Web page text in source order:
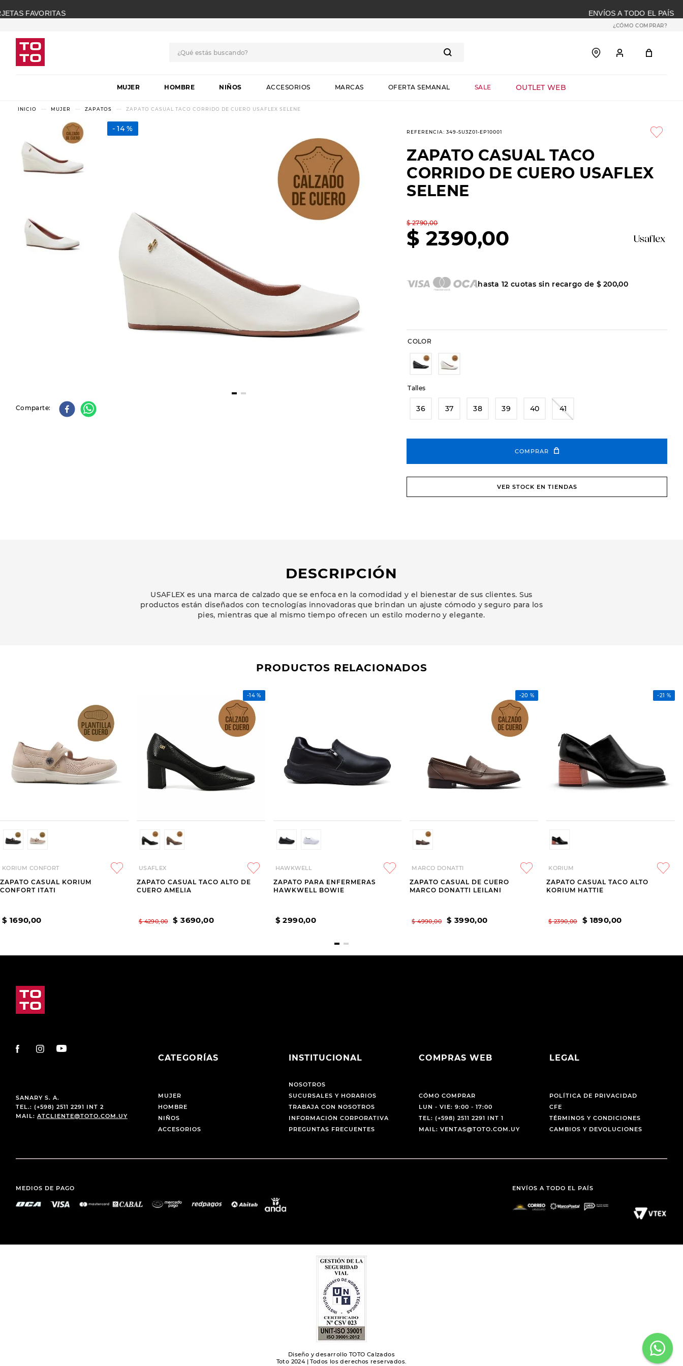
¿CÓMO COMPRAR?
MUJER HOMBRE NIÑOS ACCESORIOS MARCAS OFERTA SEMANAL SALE OUTLET WEB
MUJER ZAPATOS ZAPATO CASUAL TACO CORRIDO DE CUERO USAFLEX SELENE
14 %
Comparte
REFERENCIA:349-5U3Z01-EP10001
ZAPATO CASUAL TACO
CORRIDO DE CUERO USAFLEX
SELENE
$ 2790,00
$ 2390,00
hasta12 cuotas sin recargo de $ 200,00
COLOR
Talles
36 37 38 39 40 41
COMPRAR
VER STOCK EN TIENDAS
DESCRIPCIÓN
USAFLEX es una marca de calzado que se enfoca en la comodidad y el bienestar de sus clientes. Sus
productos están diseñados con tecnologías innovadoras que brindan un ajuste cómodo y seguro para los
pies, mientras que al mismo tiempo ofrecen un estilo moderno y elegante.
PRODUCTOS RELACIONADOS
KORIUM CONFORT
ZAPATO CASUAL KORIUM
CONFORT ITATI
$ 1690,00
-14 %
USAFLEX
ZAPATO CASUAL TACO ALTO DE
CUERO AMELIA
$ 4290,00 $ 3690,00
HAWKWELL
ZAPATO PARA ENFERMERAS
HAWKWELL BOWIE
$ 2990,00
-20 %
MARCO DONATTI
ZAPATO CASUAL DE CUERO
MARCO DONATTI LEILANI
$ 4990,00 $ 3990,00
-21 %
KORIUM
ZAPATO CASUAL TACO ALTO
KORIUM HATTIE
$ 2390,00 $ 1890,00
SANARY S. A.
TEL.: (+598) 2511 2291 INT 2
MAIL: ATCLIENTE@TOTO.COM.UY
CATEGORÍAS
MUJER
HOMBRE
NIÑOS
ACCESORIOS
INSTITUCIONAL
NOSOTROS
SUCURSALES Y HORARIOS
TRABAJA CON NOSOTROS
INFORMACIÓN CORPORATIVA
PREGUNTAS FRECUENTES
COMPRAS WEB
CÓMO COMPRAR
LUN - VIE: 9:00 - 17:00
TEL: (+598) 2511 2291 INT 1
MAIL: VENTAS@TOTO.COM.UY
LEGAL
POLÍTICA DE PRIVACIDAD
CFE
TÉRMINOS Y CONDICIONES
CAMBIOS Y DEVOLUCIONES
MEDIOS DE PAGO ENVÍOS A TODO EL PAÍS
Diseño y desarrollo TOTO Calzados
Toto 2024 | Todos los derechos reservados.
1.
botas
2.
skechers
3.
8.
slip-ins
botas dama